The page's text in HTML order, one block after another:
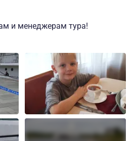
и менеджерам тура!